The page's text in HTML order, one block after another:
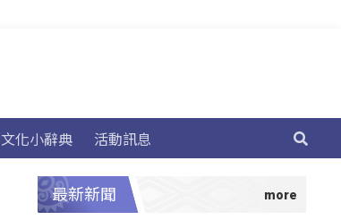
文化小辭典 活動訊息
最新新聞